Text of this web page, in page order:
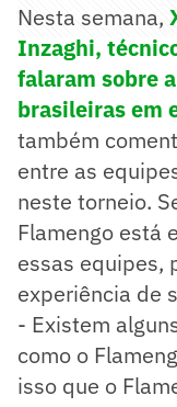
Nesta semana,
Inzaghi,
falaram sobre
brasileiras em
também
entre as
neste torneio.
Flamengo está
essas equipes,
experiência de
- Existem
como o
isso que o